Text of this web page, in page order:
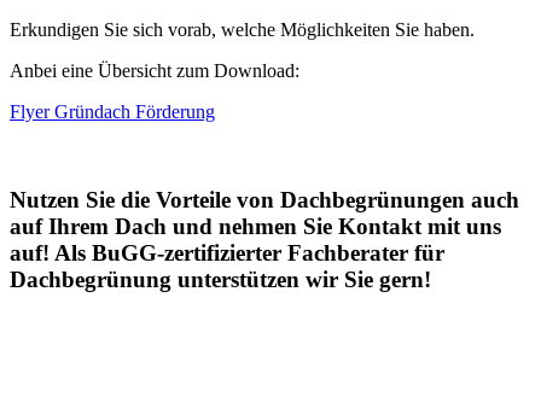
Erkundigen Sie sich vorab, welche Möglichkeiten Sie haben.
Anbei eine Übersicht zum Download:
Flyer Gründach Förderung
Nutzen Sie die Vorteile von Dachbegrünungen auch
auf Ihrem Dach und nehmen Sie Kontakt mit uns
auf! Als BuGG-zertifizierter Fachberater für
Dachbegrünung unterstützen wir Sie gern!